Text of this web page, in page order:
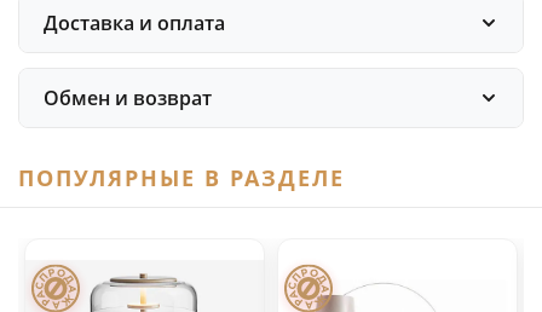
Доставка и оплата
Обмен и возврат
ПОПУЛЯРНЫЕ В РАЗДЕЛЕ